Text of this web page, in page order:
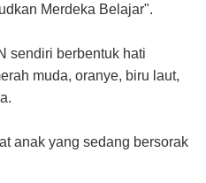
Merdeka Belajar".
sendiri berbentuk hati
muda, oranye, biru laut,
anak yang sedang bersorak